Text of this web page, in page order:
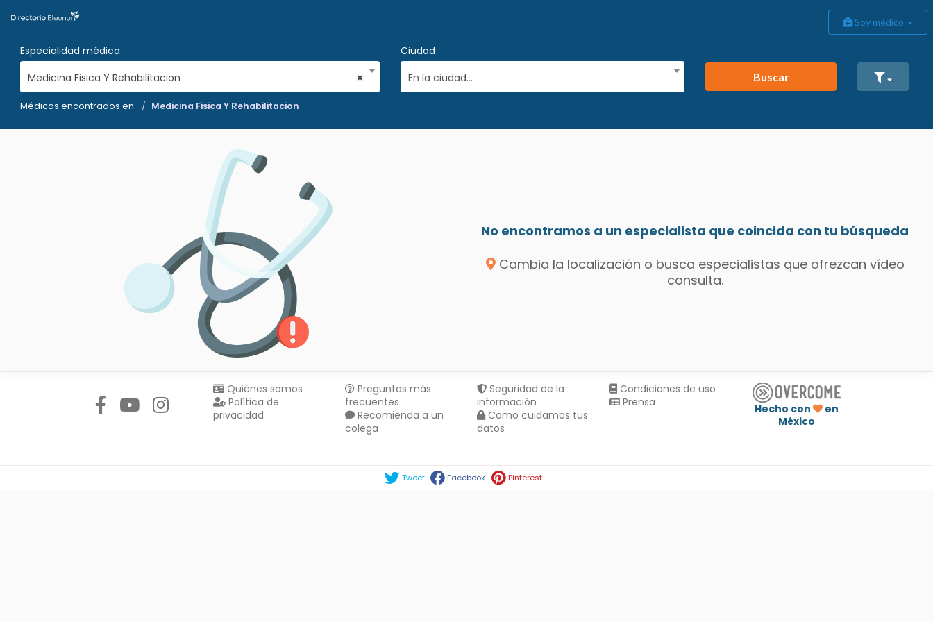
Soy médico
Especialidad médica
×
Medicina Fisica Y Rehabilitacion
Ciudad
En la ciudad...
Buscar
Médicos encontrados en: Medicina Fisica Y Rehabilitacion
No encontramos a un especialista que coincida con tu búsqueda
Cambia la localización o busca especialistas que ofrezcan vídeo
consulta.
Quiénes somos
Política de
privacidad
Preguntas más
frecuentes
Recomienda a un
colega
Seguridad de la
información
Como cuidamos tus
datos
Condiciones de uso
Prensa
Hecho con
en
México
Tweet Facebook Pinterest